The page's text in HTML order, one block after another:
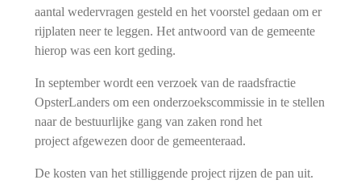
aantal wedervragen gesteld en het voorstel gedaan om er
rijplaten neer te leggen. Het antwoord van de gemeente
hierop was een kort geding.
In september wordt een verzoek van de raadsfractie
OpsterLanders om een onderzoekscommissie in te stellen
naar de bestuurlijke gang van zaken rond het
project afgewezen door de gemeenteraad.
De kosten van het stilliggende project rijzen de pan uit.